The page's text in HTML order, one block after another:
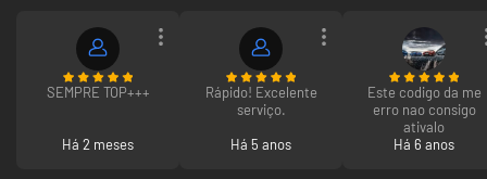
ser aplicadas outras restrições geográficas. Consulte os termos em
https://xbox.com/subscriptionterms.
SEMPRE TOP+++
Há 2 meses
Rápido! Excelente
serviço.
Há 5 anos
Este codigo da me
erro nao consigo
ativalo
Há 6 anos